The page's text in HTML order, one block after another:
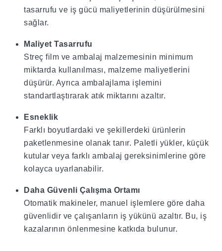
tasarrufu ve iş gücü maliyetlerinin düşürülmesini
sağlar.
Maliyet Tasarrufu
Streç film ve ambalaj malzemesinin minimum
miktarda kullanılması, malzeme maliyetlerini
düşürür. Ayrıca ambalajlama işlemini
standartlaştırarak atık miktarını azaltır.
Esneklik
Farklı boyutlardaki ve şekillerdeki ürünlerin
paketlenmesine olanak tanır. Paletli yükler, küçük
kutular veya farklı ambalaj gereksinimlerine göre
kolayca uyarlanabilir.
Daha Güvenli Çalışma Ortamı
Otomatik makineler, manuel işlemlere göre daha
güvenlidir ve çalışanların iş yükünü azaltır. Bu, iş
kazalarının önlenmesine katkıda bulunur.